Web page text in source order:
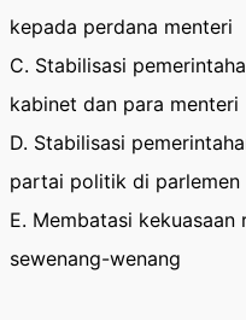
kepada perdana menteri
C. Stabilisasi
kabinet dan para menteri
D. Stabilisasi
partai politik di parlemen
E. Membatasi
sewenang-wenang